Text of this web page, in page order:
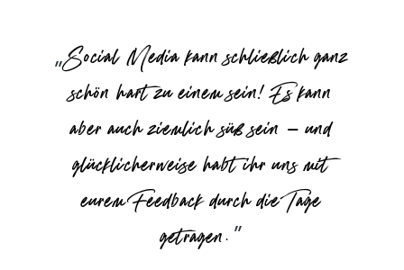
Social Media kann schließlich ganz
schön hart zu einem sein! Es kann
aber auch ziemlich süß sein – und
glücklicherweise habt ihr uns mit
eurem Feedback durch die Tage
getragen.